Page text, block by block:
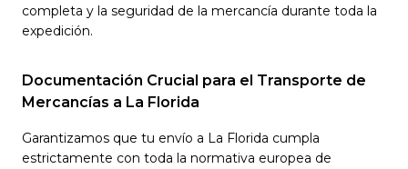
completa y la seguridad de la mercancía durante toda la
expedición.
Documentación Crucial para el Transporte de
Mercancías a La Florida
Garantizamos que tu envío a La Florida cumpla
estrictamente con toda la normativa europea de